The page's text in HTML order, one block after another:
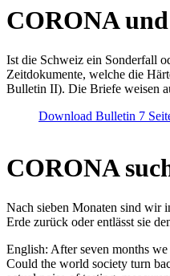
CORONA
Ist die Schweiz ein Sonderfall
Zeitdokumente, welche die
Bulletin II). Die Briefe weisen
Download Bulletin 7
CORONA
Nach sieben Monaten sind wir
Erde zurück oder entlässt sie
English: After seven months
Could the world society turn